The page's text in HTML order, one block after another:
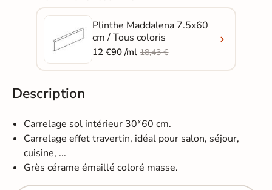
Plinthe Maddalena 7.5x60
cm / Tous coloris
12 €90 /ml18,43 €
Description
Carrelage sol intérieur 30*60 cm.
Carrelage effet travertin, idéal pour salon, séjour,
cuisine, ...
Grès cérame émaillé coloré masse.